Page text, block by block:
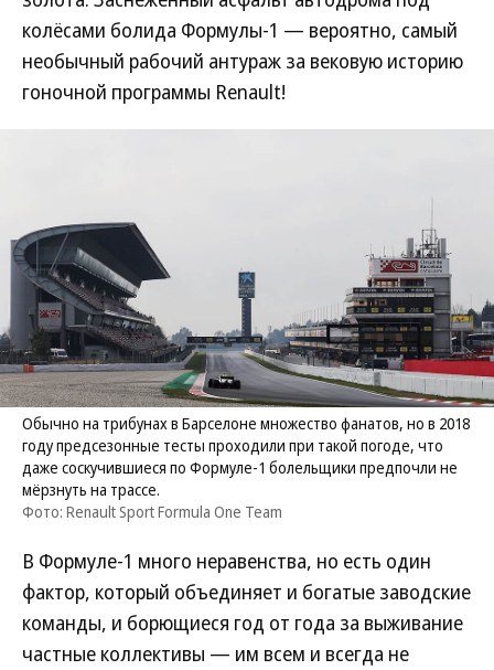
колёсами болида Формулы-1 — вероятно, самый
необычный рабочий антураж за вековую историю
гоночной программы Renault!
Обычно на трибунах в Барселоне множество фанатов, но в 2018
году предсезонные тесты проходили при такой погоде, что
даже соскучившиеся по Формуле-1 болельщики предпочли не
мёрзнуть на трассе.
Фото: Renault Sport Formula One Team
В Формуле-1 много неравенства, но есть один
фактор, который объединяет и богатые заводские
команды, и борющиеся год от года за выживание
частные коллективы — им всем и всегда не